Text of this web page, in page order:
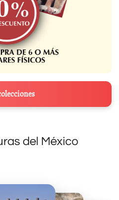
del México